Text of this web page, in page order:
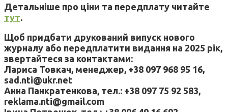
Детальніше про ціни та передплату читайте
тут.
Щоб придбати друкований випуск нового
журналу або передплатити видання на 2025 рік,
звертайтеся за контактами:
Лариса Товкач, менеджер, +38 097 968 95 16,
sad.nti@ukr.net
Анна Панкратенкова, тел.: +38 097 75 92 583,
reklama.nti@gmail.com